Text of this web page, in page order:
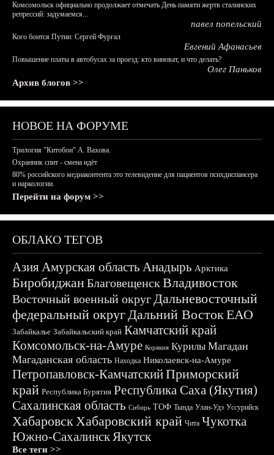
Комсомольск официально продолжает отмечать День памяти жертв сталинских
репрессий: задумаемся...
павел попельский
Кого боится Путин: Сергей Фургал
Евгений Афанасьев
Повышение платы в автобусах за проезд: кто виноват, и что делать?
Олег Паньков
Архив блогов >>
НОВОЕ НА ФОРУМЕ
Трилогия "Китобои" А. Вахова.
Охранник спит - смена идёт
80% российского медиаконтента это телевидение для пациентов психдиспансера
и наркологии.
Перейти на форум >>
ОБЛАКО ТЕГОВ
АзияАмурская область Анадырь Арктика
БиробиджанБлаговещенскВладивосток
Восточный военный округДальневосточный
федеральный округДальний ВостокЕАО
Забайкалье Забайкальский край Камчатский край
Комсомольск-на-Амуре Корякия Курилы Магадан
Магаданская область Находка Николаевск-на-Амуре
Петропавловск-КамчатскийПриморский
край Республика Бурятия Республика Саха (Якутия)
Сахалинская область Сибирь ТОФ Тында Улан-Удэ Уссурийск
ХабаровскХабаровский край Чита Чукотка
Южно-СахалинскЯкутск
Все теги >>